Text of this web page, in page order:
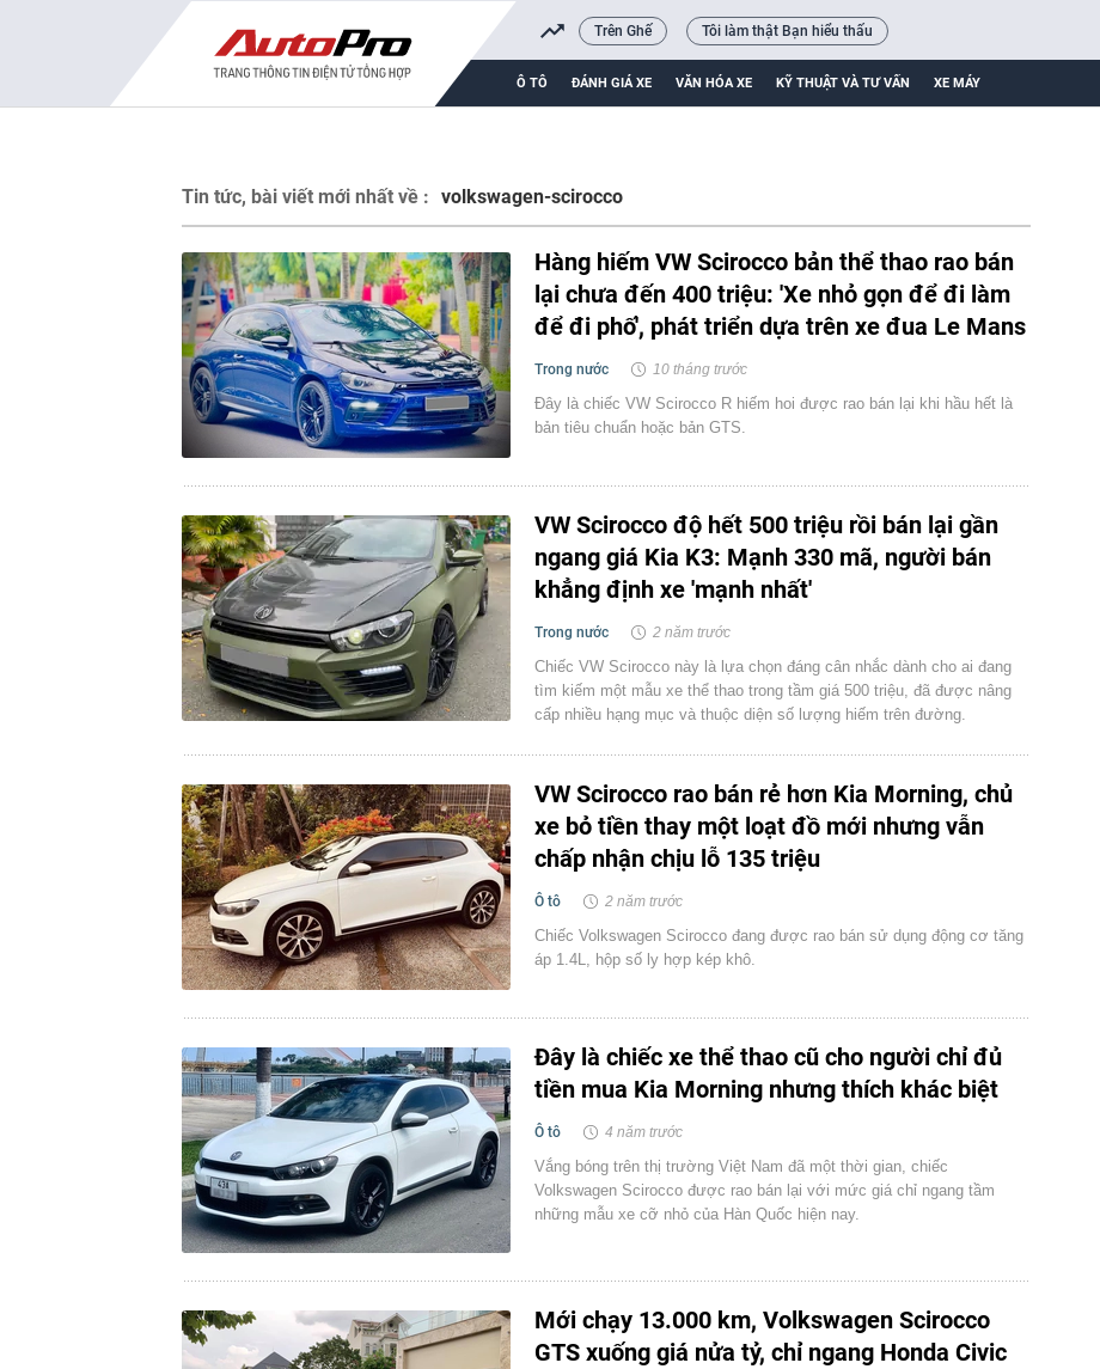
Trên Ghế Tôi làm thật Bạn hiểu thấu
Ô TÔ ĐÁNH GIÁ XE VĂN HÓA XE KỸ THUẬT VÀ TƯ VẤN XE MÁY
Tin tức, bài viết mới nhất về : volkswagen-scirocco
Hàng hiếm VW Scirocco bản thể thao rao bán
lại chưa đến 400 triệu: 'Xe nhỏ gọn để đi làm
để đi phố', phát triển dựa trên xe đua Le Mans
Trong nước 10 tháng trước
Đây là chiếc VW Scirocco R hiếm hoi được rao bán lại khi hầu hết là
bản tiêu chuẩn hoặc bản GTS.
VW Scirocco độ hết 500 triệu rồi bán lại gần
ngang giá Kia K3: Mạnh 330 mã, người bán
khẳng định xe 'mạnh nhất'
Trong nước 2 năm trước
Chiếc VW Scirocco này là lựa chọn đáng cân nhắc dành cho ai đang
tìm kiếm một mẫu xe thể thao trong tầm giá 500 triệu, đã được nâng
cấp nhiều hạng mục và thuộc diện số lượng hiếm trên đường.
VW Scirocco rao bán rẻ hơn Kia Morning, chủ
xe bỏ tiền thay một loạt đồ mới nhưng vẫn
chấp nhận chịu lỗ 135 triệu
Ô tô 2 năm trước
Chiếc Volkswagen Scirocco đang được rao bán sử dụng động cơ tăng
áp 1.4L, hộp số ly hợp kép khô.
Đây là chiếc xe thể thao cũ cho người chỉ đủ
tiền mua Kia Morning nhưng thích khác biệt
Ô tô 4 năm trước
Vắng bóng trên thị trường Việt Nam đã một thời gian, chiếc
Volkswagen Scirocco được rao bán lại với mức giá chỉ ngang tầm
những mẫu xe cỡ nhỏ của Hàn Quốc hiện nay.
Mới chạy 13.000 km, Volkswagen Scirocco
GTS xuống giá nửa tỷ, chỉ ngang Honda Civic